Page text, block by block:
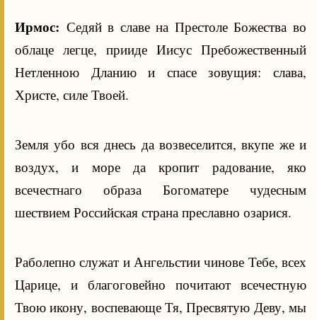
Ирмос: Седяй в славе на Престоле Божества во
облаце легце, прииде Иисус Пребожественный
Нетленною Дланию и спасе зовущия: слава,
Христе, силе Твоей.
Земля убо вся днесь да возвеселится, вкупе же и
воздух, и море да кропит радование, яко
всечестнаго образа Богоматере чудесным
шествием Российская страна преславно озарися.
Раболепно служат и Ангельстии чинове Тебе, всех
Царице, и благоговейно почитают всечестную
Твою икону, воспевающе Тя, Пресвятую Деву, мы